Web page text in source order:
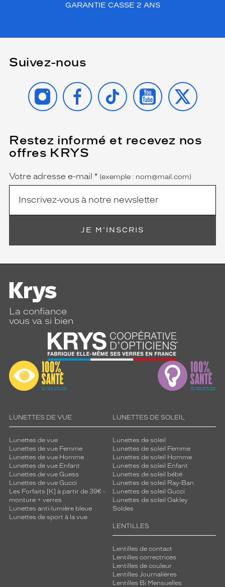
GARANTIE CASSE 2 ANS
Suivez-nous
INSTAGRAMFACEBOOK
TIKTOK YOUTUBE
X
Restez informé et recevez nos
offres KRYS
Name
Votre adresse e-mail *
(Ce
champ
est
obligatoire)
(exemple : nom@mail.com)
JE M'INSCRIS
La confiance
vous va si bien
LUNETTES DE VUE
Lunettes de vue
Lunettes de vue Femme
Lunettes de vue Homme
Lunettes de vue Enfant
Lunettes de vue Guess
Lunettes de vue Gucci
Les Forfaits [K] à partir de 39€ -
monture + verres
Lunettes anti-lumière bleue
Lunettes de sport à la vue
LUNETTES DE SOLEIL
Lunettes de soleil
Lunettes de soleil Femme
Lunettes de soleil Homme
Lunettes de soleil Enfant
Lunettes de soleil bébé
Lunettes de soleil Ray-Ban
Lunettes de soleil Gucci
Lunettes de soleil Oakley
Soldes
LENTILLES
Lentilles de contact
Lentilles correctrices
Lentilles de couleur
Lentilles Journalières
Lentilles Bi Mensuelles